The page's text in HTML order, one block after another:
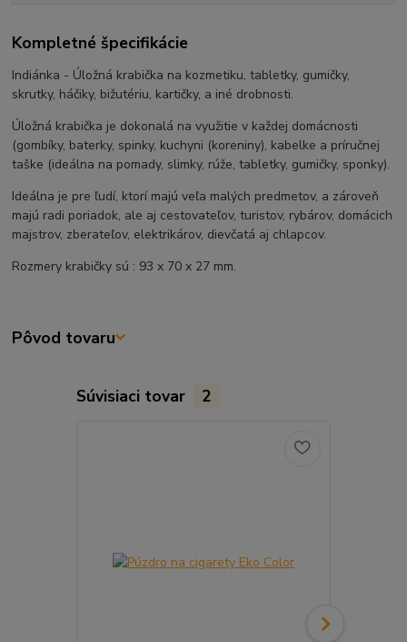
Kompletné špecifikácie
Indiánka - Úložná krabička na kozmetiku, tabletky, gumičky,
skrutky, háčiky, bižutériu, kartičky, a iné drobnosti.
Úložná krabička je dokonalá na využitie v každej domácnosti
(gombíky, baterky, spinky, kuchyni (koreniny), kabelke a príručnej
taške (ideálna na pomady, slimky, rúže, tabletky, gumičky, sponky).
Ideálna je pre ľudí, ktorí majú veľa malých predmetov, a zároveň
majú radi poriadok, ale aj cestovateľov, turistov, rybárov, domácich
majstrov, zberateľov, elektrikárov, dievčatá aj chlapcov.
Rozmery krabičky sú : 93 x 70 x 27 mm.
Pôvod tovaru
Súvisiaci tovar 2